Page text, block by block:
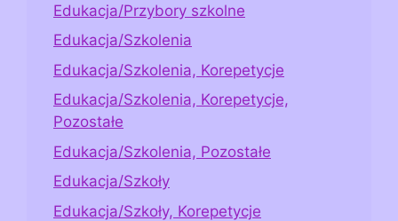
Edukacja/Przybory szkolne
Edukacja/Szkolenia
Edukacja/Szkolenia, Korepetycje
Edukacja/Szkolenia, Korepetycje,
Pozostałe
Edukacja/Szkolenia, Pozostałe
Edukacja/Szkoły
Edukacja/Szkoły, Korepetycje